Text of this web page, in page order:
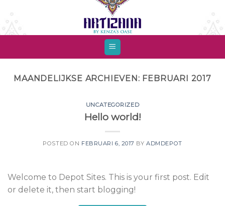
to
content
MAANDELIJKSE ARCHIEVEN: FEBRUARI 2017
UNCATEGORIZED
Hello world!
POSTED ON FEBRUARI 6, 2017 BYADMDEPOT
Welcome to Depot Sites. This is your first post. Edit
or delete it, then start blogging!